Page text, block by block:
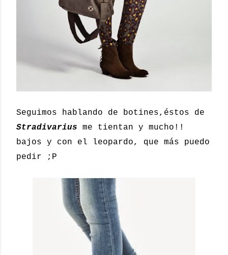
Seguimos hablando de botines,éstos de
Stradivarius me tientan y mucho!!
bajos y con el leopardo, que más puedo
pedir ;P